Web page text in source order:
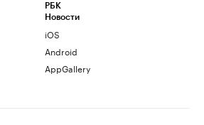
РБК
Новости
iOS
Android
AppGallery